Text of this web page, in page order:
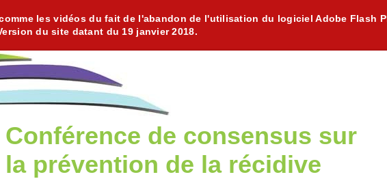
les vidéos du fait de l'abandon de l'utilisation du logiciel Adobe Flash
du site datant du 19 janvier 2018.
Conférence de consensus sur
la prévention de la récidive